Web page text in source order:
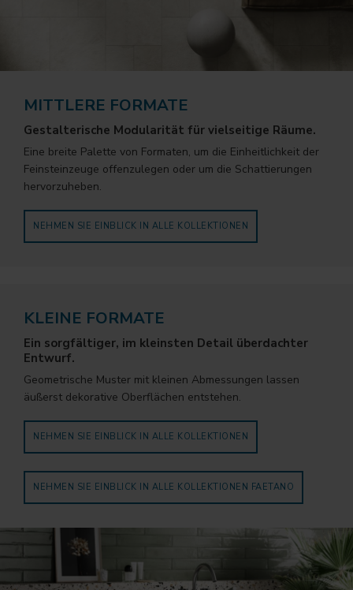
MITTLERE FORMATE
Gestalterische Modularität für vielseitige Räume.
Eine breite Palette von Formaten, um die Einheitlichkeit der
Feinsteinzeuge offenzulegen oder um die Schattierungen
hervorzuheben.
NEHMEN SIE EINBLICK IN ALLE KOLLEKTIONEN
KLEINE FORMATE
Ein sorgfältiger, im kleinsten Detail überdachter
Entwurf.
Geometrische Muster mit kleinen Abmessungen lassen
äußerst dekorative Oberflächen entstehen.
NEHMEN SIE EINBLICK IN ALLE KOLLEKTIONEN
NEHMEN SIE EINBLICK IN ALLE KOLLEKTIONEN FAETANO